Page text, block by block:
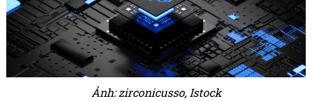
Ảnh: zirconicusso, Istock